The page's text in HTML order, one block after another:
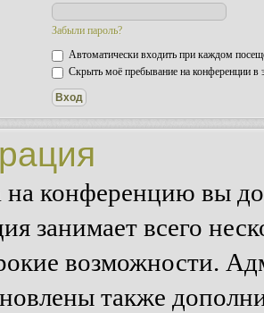
Забыли пароль?
Автоматически входить при каждом
Скрыть моё пребывание на конференции в
на конференцию вы
занимает всего
возможности.
также